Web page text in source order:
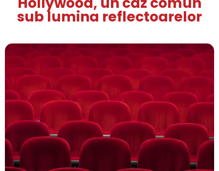
sub lumina reflectoarelor